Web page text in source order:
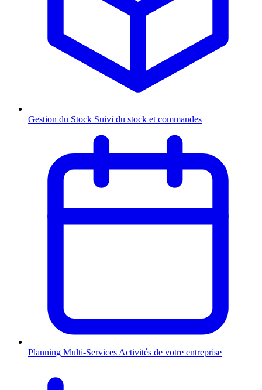
Gestion du Stock Suivi du stock et commandes
Planning Multi-Services Activités de votre entreprise